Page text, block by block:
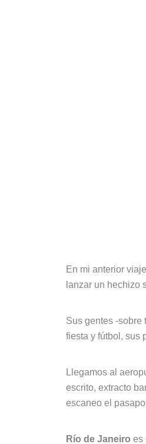
En mi anterior
lanzar un hechizo
Sus gentes -sobre
fiesta y fútbol, sus
Llegamos al
escrito, extracto
escaneo el
Río de Janeiro es